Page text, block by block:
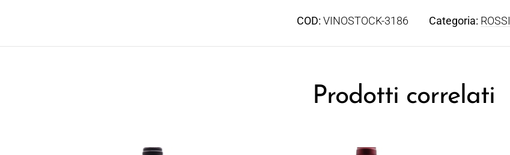
COD: VINOSTOCK-3186 Categoria: ROSSI
Prodotti correlati